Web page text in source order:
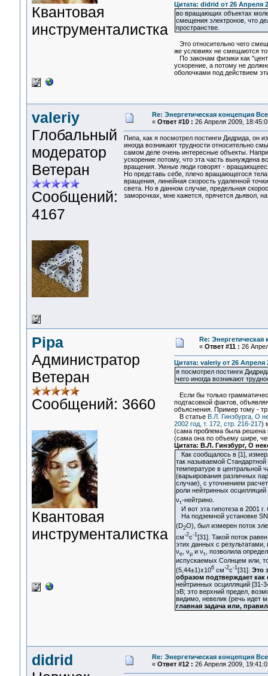
Квантовая
инструменталистка
Цитата: didrid от 26 Апреля
во вращающих объектах
смещения электронов, что
пространстве.
Это относительно чего
же условиях не смещаются
По законам физики как
ускорение, а потому не
оболочками под действием
valeriy
Глобальный
модератор
Ветеран
Сообщений:
4167
Re: Энергетическая концепция
« Ответ #10 : 26 Апреля 2009,
Пипа, как я посмотрел постинги Дидрида, он
иногда возникают трудности относительно
самом деле очень интересные объекты.
ускорение потому, что эта часть вынуждена
вращения. Умные люди говорят -
Но представь себе, плечо вращающегося
вращения, линейная скорость удаленной
света. Но в данном случае, предельная
заморочках, мне кажется, прячется дьявол,
Pipa
Администратор
Ветеран
Сообщений: 3660
Квантовая
инструменталистка
Re:
« Ответ #11 : 26
Цитата: valeriy от 26 Апреля
я посмотрел постинги
чего иногда возникают
Если бы только
подтасовкой фактов,
объяснения. Пример тому -
В статье В.Л. Гинзбурга, О
2002 год, т. 172, стр. 216-217)
(сама проблема была решена
(сама она по объему шире,
Цитата: В.Л. Гинзбург, О
Как сообщалось в [1],
так называемой
температуре в центральной
(варьирования различных
случае), с уточнением
роли нейтринных
ντ-нейтрино.
И вот эта гипотеза в 2001
На подземной установке
(D2O), был измерен поток
см-2с-1[31]. Такой поток
этих данных с
νe , νµи ντ, позволила
испускаемых Солнцем или,
(5,44±1)х106см-2с-1[31]. Это
образом подтверждает
нейтринных осцилляций [31-
эВ; это верхний предел,
видимо, невелик (речь идет
главная задача или,
didrid
Re: Энергетическая концепция
« Ответ #12 : 26 Апреля 2009,